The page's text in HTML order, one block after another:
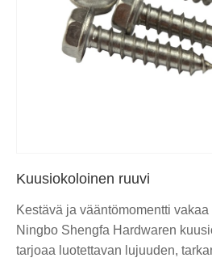
Kuusiokoloinen ruuvi
Kestävä ja vääntömomentti
Ningbo Shengfa Hardwaren
tarjoaa luotettavan lujuuden,